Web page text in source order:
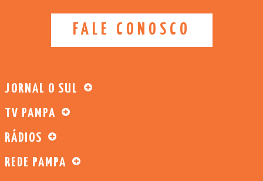
FALE CONOSCO
JORNAL O SUL
TV PAMPA
RÁDIOS
REDE PAMPA